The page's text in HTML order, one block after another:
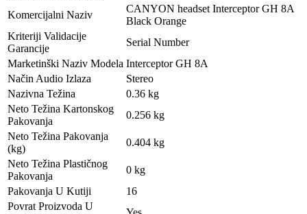
Komercijalni Naziv
CANYON headset Interceptor GH 8A
Black Orange
Kriteriji Validacije
Garancije
Serial Number
Marketinški Naziv Modela Interceptor GH 8A
Način Audio Izlaza
Stereo
Nazivna Težina
0.36 kg
Neto Težina Kartonskog
Pakovanja
0.256 kg
Neto Težina Pakovanja
(kg)
0.404 kg
Neto Težina Plastičnog
Pakovanja
0 kg
Pakovanja U Kutiji
16
Povrat Proizvoda U